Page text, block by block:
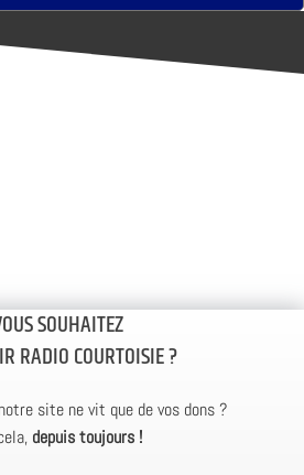
SOUHAITEZ
RADIO COURTOISIE ?
site ne vit que de vos dons ?
depuis toujours !